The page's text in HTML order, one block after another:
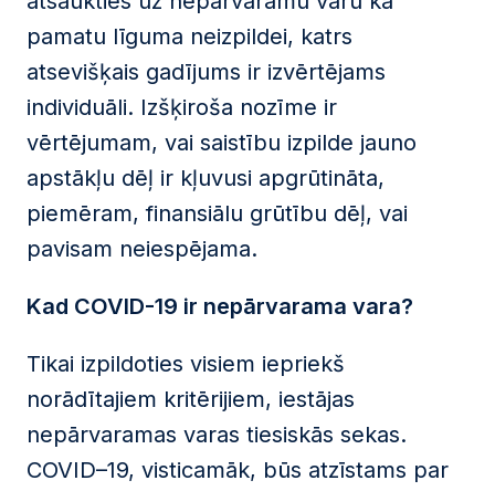
pamatu līguma neizpildei, katrs
atsevišķais gadījums ir izvērtējams
individuāli. Izšķiroša nozīme ir
vērtējumam, vai saistību izpilde jauno
apstākļu dēļ ir kļuvusi apgrūtināta,
piemēram, finansiālu grūtību dēļ, vai
pavisam neiespējama.
Kad COVID-19 ir nepārvarama vara?
Tikai izpildoties visiem iepriekš
norādītajiem kritērijiem, iestājas
nepārvaramas varas tiesiskās sekas.
COVID–19, visticamāk, būs atzīstams par